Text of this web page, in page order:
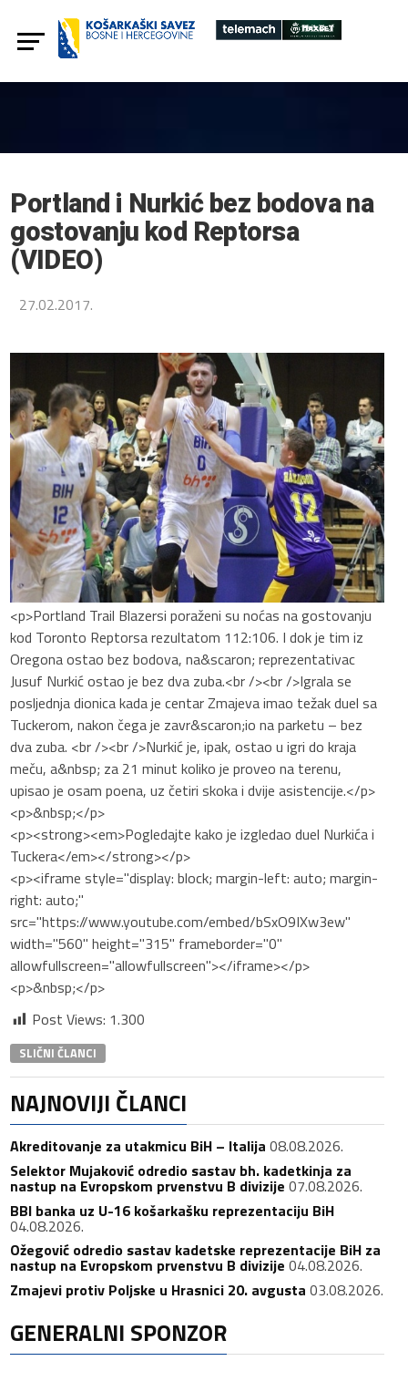
Portland i Nurkić bez bodova na
gostovanju kod Reptorsa
(VIDEO)
27.02.2017.
<p>Portland Trail Blazersi poraženi su noćas na gostovanju
kod Toronto Reptorsa rezultatom 112:106. I dok je tim iz
Oregona ostao bez bodova, na&scaron; reprezentativac
Jusuf Nurkić ostao je bez dva zuba.<br /><br />Igrala se
posljednja dionica kada je centar Zmajeva imao težak duel sa
Tuckerom, nakon čega je zavr&scaron;io na parketu – bez
dva zuba. <br /><br />Nurkić je, ipak, ostao u igri do kraja
meču, a&nbsp; za 21 minut koliko je proveo na terenu,
upisao je osam poena, uz četiri skoka i dvije asistencije.</p>
<p>&nbsp;</p>
<p><strong><em>Pogledajte kako je izgledao duel Nurkića i
Tuckera</em></strong></p>
<p><iframe style="display: block; margin-left: auto; margin-
right: auto;"
src="https://www.youtube.com/embed/bSxO9IXw3ew"
width="560" height="315" frameborder="0"
allowfullscreen="allowfullscreen"></iframe></p>
<p>&nbsp;</p>
Post Views: 1.300
SLIČNI ČLANCI
NAJNOVIJI ČLANCI
Akreditovanje za utakmicu BiH – Italija 08.08.2026.
Selektor Mujaković odredio sastav bh. kadetkinja za
nastup na Evropskom prvenstvu B divizije 07.08.2026.
BBI banka uz U-16 košarkašku reprezentaciju BiH
04.08.2026.
Ožegović odredio sastav kadetske reprezentacije BiH za
nastup na Evropskom prvenstvu B divizije 04.08.2026.
Zmajevi protiv Poljske u Hrasnici 20. avgusta 03.08.2026.
GENERALNI SPONZOR